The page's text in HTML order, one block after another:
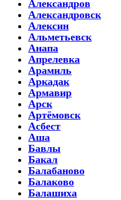
Александров
Александровск
Алексин
Альметьевск
Анапа
Апрелевка
Арамиль
Аркадак
Армавир
Арск
Артёмовск
Асбест
Аша
Бавлы
Бакал
Балабаново
Балаково
Балашиха